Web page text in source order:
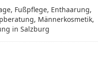
Fußpflege, Enthaarung,
Männerkosmetik,
in Salzburg